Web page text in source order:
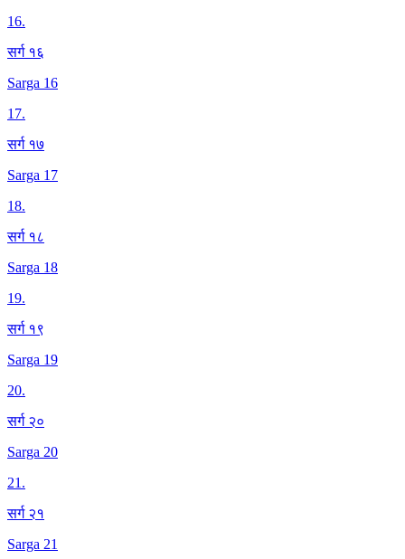
16.
सर्ग १६
Sarga 16
17.
सर्ग १७
Sarga 17
18.
सर्ग १८
Sarga 18
19.
सर्ग १९
Sarga 19
20.
सर्ग २०
Sarga 20
21.
सर्ग २१
Sarga 21